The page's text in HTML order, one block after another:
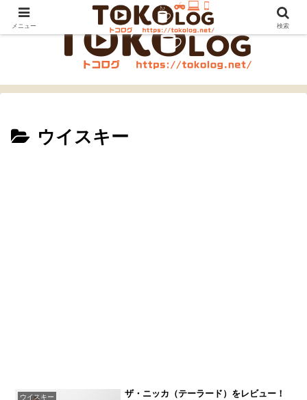
ウイスキー
ウイスキー
ザ・ニッカ（テーラード）をレビュー！
メニュー 検索